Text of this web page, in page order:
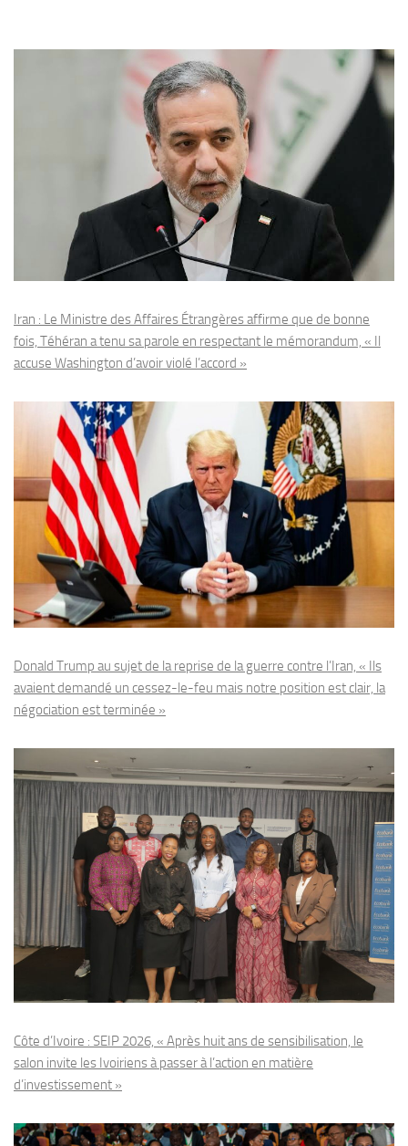
Iran : Le Ministre des Affaires Étrangères affirme que de bonne
fois, Téhéran a tenu sa parole en respectant le mémorandum, « Il
accuse Washington d’avoir violé l’accord »
Donald Trump au sujet de la reprise de la guerre contre l’Iran, « Ils
avaient demandé un cessez-le-feu mais notre position est clair, la
négociation est terminée »
Côte d’Ivoire : SEIP 2026, « Après huit ans de sensibilisation, le
salon invite les Ivoiriens à passer à l’action en matière
d’investissement »